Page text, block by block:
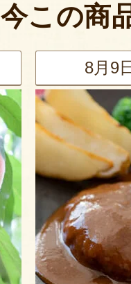
今この商
8月9